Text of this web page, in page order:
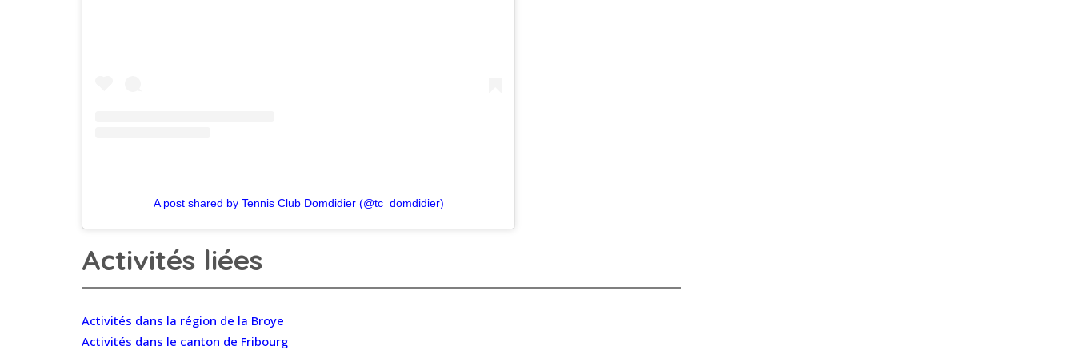
A post shared by Tennis Club Domdidier (@tc_domdidier)
Activités liées
Activités dans la région de la Broye
Activités dans le canton de Fribourg